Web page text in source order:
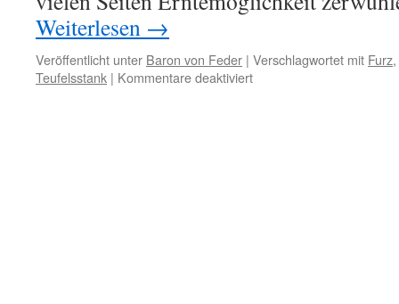
Weiterlesen →
Veröffentlicht unter Baron von Feder | Verschlagwortet mit Furz,
Teufelsstank | Kommentare deaktiviertfür